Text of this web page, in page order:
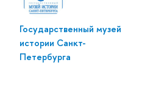
Государственный музей
истории Санкт-
Петербурга